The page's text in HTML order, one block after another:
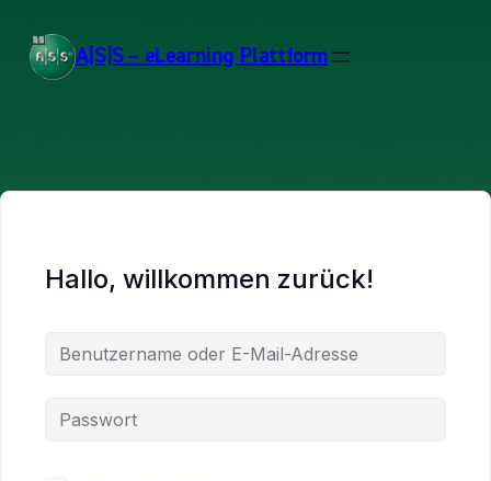
A|S|S – eLearning Plattform
Hallo, willkommen zurück!